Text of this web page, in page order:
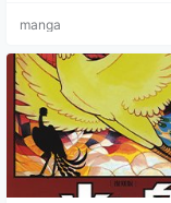
manga